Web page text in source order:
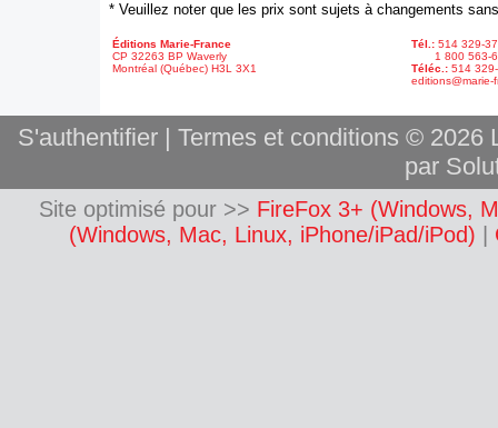
* Veuillez noter que les prix sont sujets à changements
Éditions Marie-France
CP 32263 BP Waverly
Montréal (Québec) H3L 3X1
Tél.: 514 329-
1 800 563-
Téléc.: 514
editions@marie-
S'authentifier| Termes et conditions © 2026
par
Site optimisé pour >> FireFox 3+ (Windows,
(Windows, Mac, Linux, iPhone/iPad/iPod)